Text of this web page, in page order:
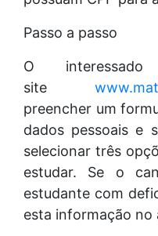
Passo a passo
O
site
preencher um
dados pessoais e
selecionar três
estudar. Se o
estudante com
esta informação no